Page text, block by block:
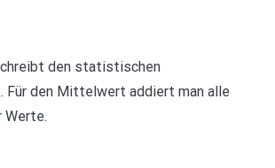
den statistischen
Für den Mittelwert addiert man alle
Werte.